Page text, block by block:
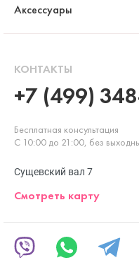
Аксессуары
КОНТАКТЫ
+7 (499)
Бесплатная консультация
С 10:00 до 21:00, без
Сущевский вал 7
Смотреть карту